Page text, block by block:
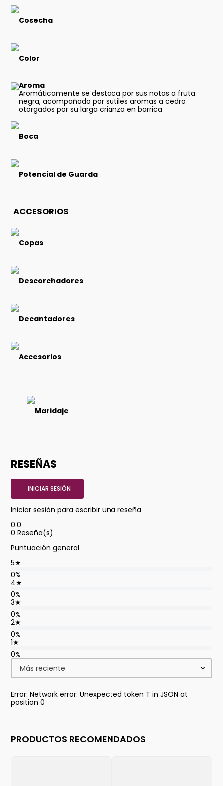
Cosecha
Color
Aroma
Aromáticamente se destaca por sus notas a fruta
negra, acompañado por sutiles aromas a cedro
otorgados por su larga crianza en barrica
Boca
Potencial de Guarda
ACCESORIOS
Copas
Descorchadores
Decantadores
Accesorios
Maridaje
RESEÑAS
INICIAR SESIÓN
Iniciar sesión para escribir una reseña
0.0
0 Reseña(s)
Puntuación general
5★
0%
4★
0%
3★
0%
2★
0%
1★
0%
Más reciente
Error: Network error: Unexpected token T in JSON at
position 0
PRODUCTOS RECOMENDADOS